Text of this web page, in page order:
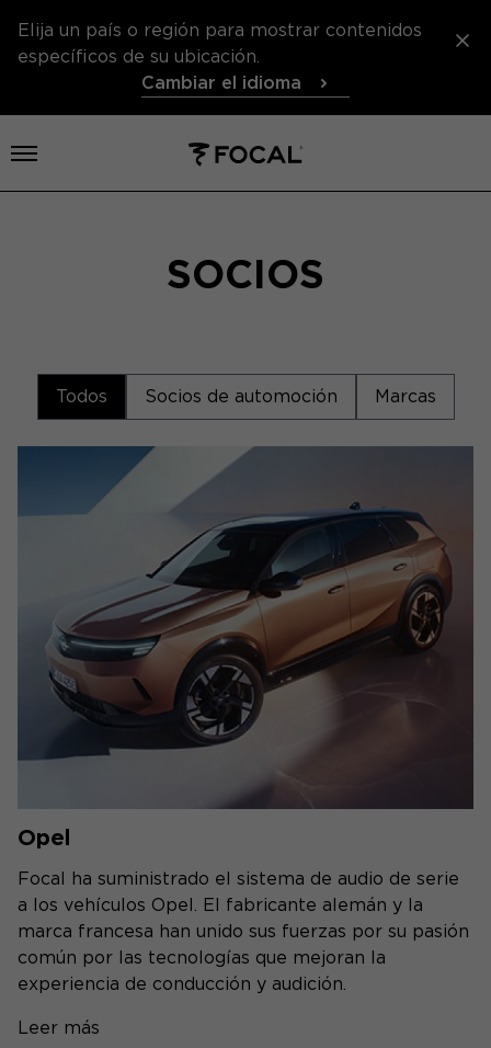
Elija un país o región para mostrar contenidos
específicos de su ubicación.
Cambiar el idioma
Abrir el menú
SOCIOS
Todos Socios de automoción Marcas
Opel
Focal ha suministrado el sistema de audio de serie
a los vehículos Opel. El fabricante alemán y la
marca francesa han unido sus fuerzas por su pasión
común por las tecnologías que mejoran la
experiencia de conducción y audición.
Leer más